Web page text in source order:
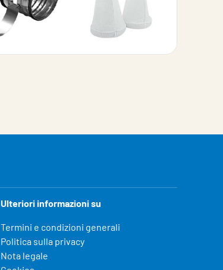
Ulteriori informazioni su
Termini e condizioni generali
Politica sulla privacy
Nota legale